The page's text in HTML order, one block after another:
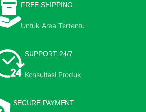
FREE SHIPPING
Untuk Area Tertentu
SUPPORT 24/7
Konsultasi Produk
SECURE PAYMENT